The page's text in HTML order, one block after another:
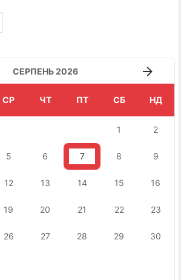
СЕРПЕНЬ 2026
СР ЧТ ПТ СБ НД
1 2
5 6 7 8 9
12 13 14 15 16
19 20 21 22 23
26 27 28 29 30